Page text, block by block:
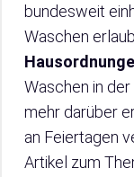
bundesweit
Waschen
Waschen in
mehr darüber
an Feiertagen
Artikel zum